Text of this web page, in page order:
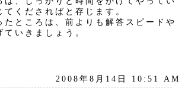
てくださればと存じます。
たところは、前よりも解答スピードや
いきましょう。
2008年8月14日 10:51 AM